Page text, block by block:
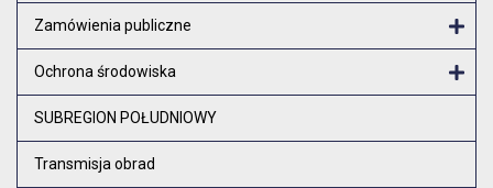
Zamówienia publiczne
Ochrona środowiska
SUBREGION POŁUDNIOWY
Transmisja obrad